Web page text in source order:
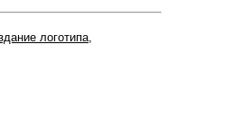
логотипа,